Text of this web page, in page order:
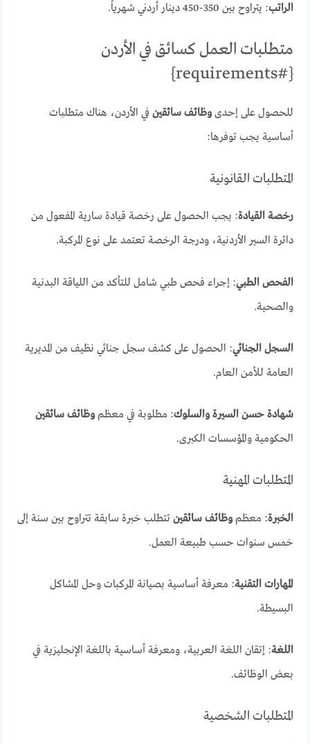
الراتب: يتراوح بين 350-450 دينار أردني شهرياً.
متطلبات العمل كسائق في الأردن
{#requirements}
للحصول على إحدىوظائف سائقين في الأردن، هناك متطلبات
أساسية يجب توفرها:
المتطلبات القانونية
رخصة القيادة: يجب الحصول على رخصة قيادة سارية المفعول من
دائرة السير الأردنية، ودرجة الرخصة تعتمد على نوع المركبة.
الفحص الطبي: إجراء فحص طبي شامل للتأكد من اللياقة البدنية
والصحية.
السجل الجنائي: الحصول على كشف سجل جنائي نظيف من المديرية
العامة للأمن العام.
شهادة حسن السيرة والسلوك: مطلوبة في معظموظائف سائقين
الحكومية والمؤسسات الكبرى.
المتطلبات المهنية
الخبرة: معظموظائف سائقين تتطلب خبرة سابقة تتراوح بين سنة إلى
خمس سنوات حسب طبيعة العمل.
المهارات التقنية: معرفة أساسية بصيانة المركبات وحل المشاكل
البسيطة.
اللغة: إتقان اللغة العربية، ومعرفة أساسية باللغة الإنجليزية في
بعض الوظائف.
المتطلبات الشخصية